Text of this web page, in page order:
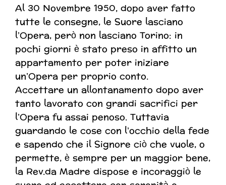
Al 30 Novembre 1950, dopo aver fatto
tutte le consegne, le Suore lasciano
l’Opera, però non lasciano Torino: in
pochi giorni è stato preso in affitto un
appartamento per poter iniziare
un’Opera per proprio conto.
Accettare un allontanamento dopo aver
tanto lavorato con grandi sacrifici per
l’Opera fu assai penoso. Tuttavia
guardando le cose con l’occhio della fede
e sapendo che il Signore ciò che vuole, o
permette, è sempre per un maggior bene,
la Rev.da Madre dispose e incoraggiò le